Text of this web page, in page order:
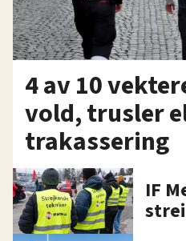
4 av 10
vold, trusler
trakassering
IF